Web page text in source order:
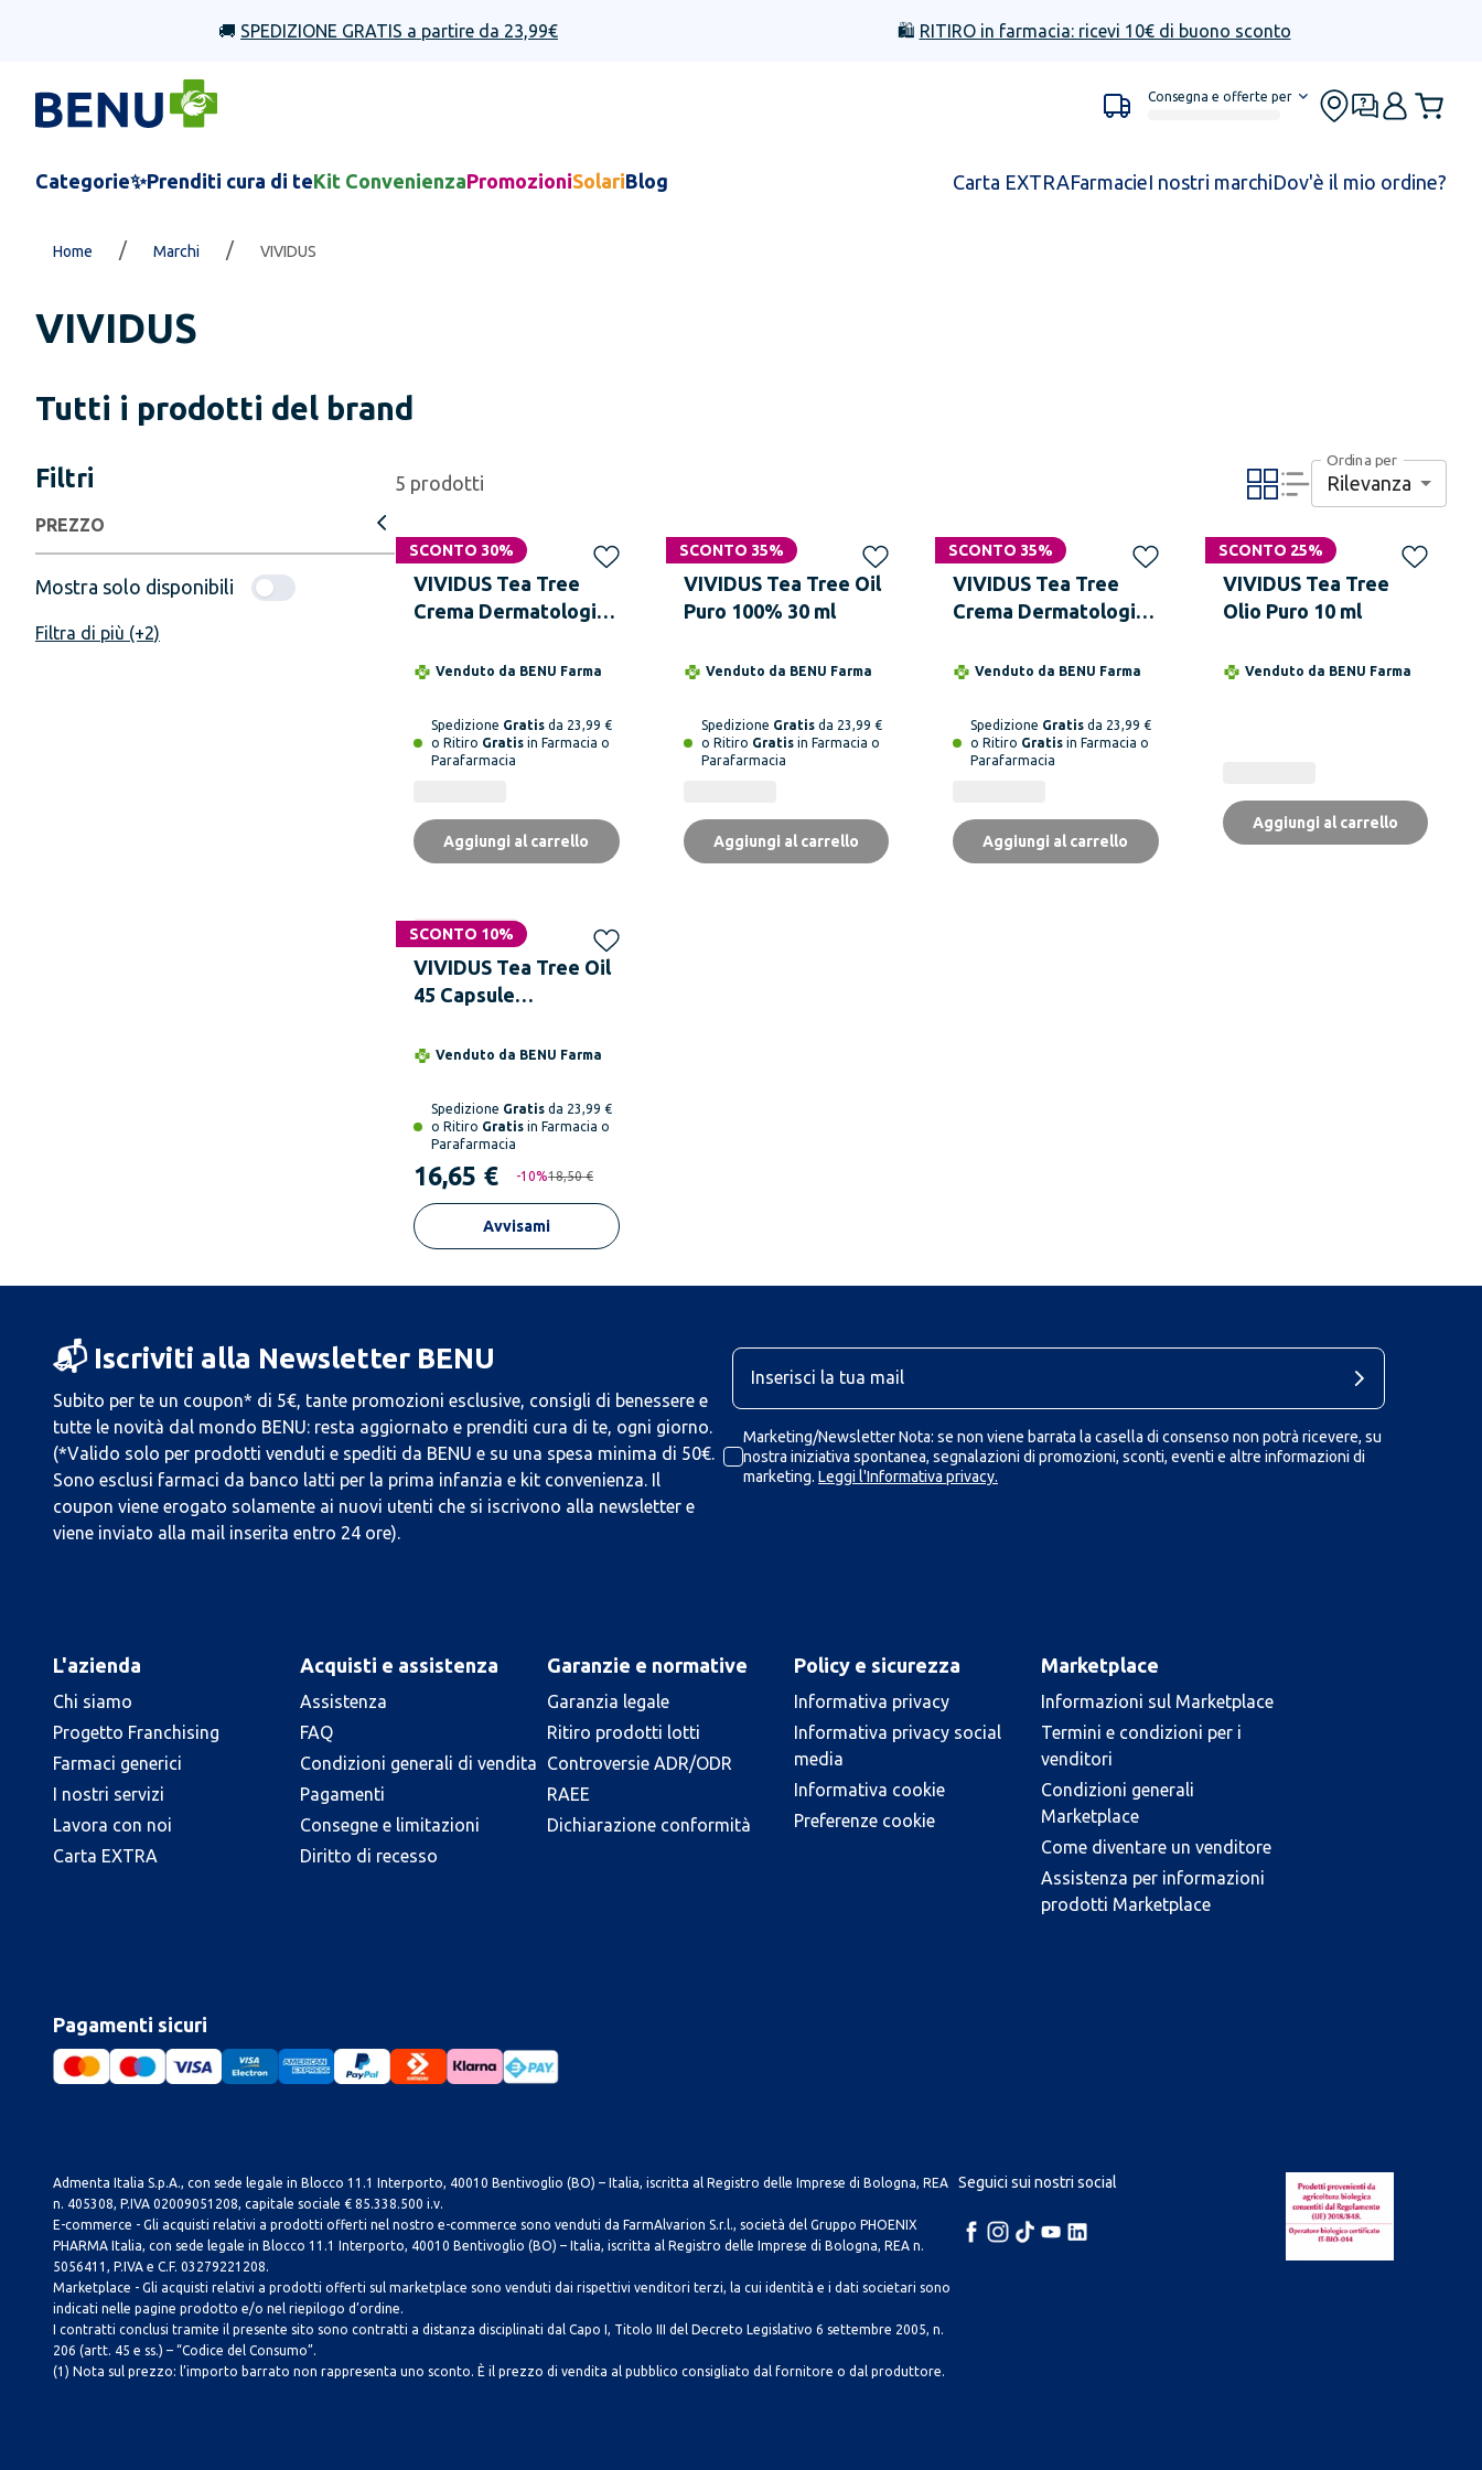
🚚 SPEDIZIONE GRATIS a partire da 23,99€ 🛍️ RITIRO in farmacia: ricevi 10€ di buono sconto
Consegna e offerte per
Categorie✨Prenditi cura di teKit ConvenienzaPromozioniSolariBlog Carta EXTRAFarmacieI nostri marchiDov'è il mio ordine?
Home / Marchi / VIVIDUS
VIVIDUS
Tutti i prodotti del brand
Filtri
PREZZO
Mostra solo disponibili
Filtra di più (+2)
5 prodotti
Ordina per
Rilevanza
SCONTO 30%
VIVIDUS Tea Tree
Crema Dermatologica
Venduto da BENU Farma
Spedizione Gratis da 23,99 €
o Ritiro Gratis in Farmacia o
Parafarmacia
Aggiungi al carrello
SCONTO 35%
VIVIDUS Tea Tree Oil
Puro 100% 30 ml
Venduto da BENU Farma
Spedizione Gratisda 23,99 €
o Ritiro Gratisin Farmacia o
Parafarmacia
Aggiungi al carrello
SCONTO 35%
VIVIDUS Tea Tree
Crema Dermatologica
Venduto da BENU Farma
Spedizione Gratis da 23,99 €
o Ritiro Gratis in Farmacia o
Parafarmacia
Aggiungi al carrello
SCONTO 25%
VIVIDUS Tea Tree
Olio Puro 10 ml
Venduto da BENU Farma
Aggiungi al carrello
SCONTO 10%
Non disponibile
VIVIDUS Tea Tree Oil
45 Capsule
Alimentare per Vie
Venduto da BENU Farma
Spedizione Gratis da 23,99 €
o Ritiro Gratis in Farmacia o
Parafarmacia
16,65 € -10%18,50 €
Avvisami
📬 Iscriviti alla Newsletter BENU
Subito per te un coupon* di 5€, tante promozioni esclusive, consigli di benessere e
tutte le novità dal mondo BENU: resta aggiornato e prenditi cura di te, ogni giorno.
(*Valido solo per prodotti venduti e spediti da BENU e su una spesa minima di 50€.
Sono esclusi farmaci da banco latti per la prima infanzia e kit convenienza. Il
coupon viene erogato solamente ai nuovi utenti che si iscrivono alla newsletter e
viene inviato alla mail inserita entro 24 ore).
Marketing/Newsletter Nota: se non viene barrata la casella di consenso non potrà ricevere, su
nostra iniziativa spontanea, segnalazioni di promozioni, sconti, eventi e altre informazioni di
marketing. Leggi l'Informativa privacy.
L'azienda
Chi siamo
Progetto Franchising
Farmaci generici
I nostri servizi
Lavora con noi
Carta EXTRA
Acquisti e assistenza
Assistenza
FAQ
Condizioni generali di vendita
Pagamenti
Consegne e limitazioni
Diritto di recesso
Garanzie e normative
Garanzia legale
Ritiro prodotti lotti
Controversie ADR/ODR
RAEE
Dichiarazione conformità
Policy e sicurezza
Informativa privacy
Informativa privacy social
media
Informativa cookie
Preferenze cookie
Marketplace
Informazioni sul Marketplace
Termini e condizioni per i
venditori
Condizioni generali
Marketplace
Come diventare un venditore
Assistenza per informazioni
prodotti Marketplace
Pagamenti sicuri
Admenta Italia S.p.A., con sede legale in Blocco 11.1 Interporto, 40010 Bentivoglio (BO) – Italia, iscritta al Registro delle Imprese di Bologna, REA
n. 405308, P.IVA 02009051208, capitale sociale € 85.338.500 i.v.
E-commerce - Gli acquisti relativi a prodotti offerti nel nostro e-commerce sono venduti da FarmAlvarion S.r.l., società del Gruppo PHOENIX
PHARMA Italia, con sede legale in Blocco 11.1 Interporto, 40010 Bentivoglio (BO) – Italia, iscritta al Registro delle Imprese di Bologna, REA n.
5056411, P.IVA e C.F. 03279221208.
Marketplace - Gli acquisti relativi a prodotti offerti sul marketplace sono venduti dai rispettivi venditori terzi, la cui identità e i dati societari sono
indicati nelle pagine prodotto e/o nel riepilogo d’ordine.
I contratti conclusi tramite il presente sito sono contratti a distanza disciplinati dal Capo I, Titolo III del Decreto Legislativo 6 settembre 2005, n.
206 (artt. 45 e ss.) – “Codice del Consumo”.
(1) Nota sul prezzo: l’importo barrato non rappresenta uno sconto. È il prezzo di vendita al pubblico consigliato dal fornitore o dal produttore.
Seguici sui nostri social